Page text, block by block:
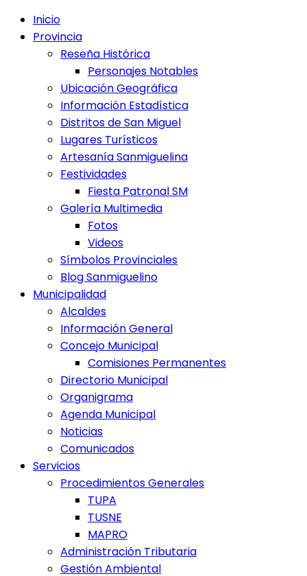
Inicio
Provincia
Reseña Histórica
Personajes Notables
Ubicación Geográfica
Información Estadística
Distritos de San Miguel
Lugares Turísticos
Artesanía Sanmiguelina
Festividades
Fiesta Patronal SM
Galería Multimedia
Fotos
Videos
Símbolos Provinciales
Blog Sanmiguelino
Municipalidad
Alcaldes
Información General
Concejo Municipal
Comisiones Permanentes
Directorio Municipal
Organigrama
Agenda Municipal
Noticias
Comunicados
Servicios
Procedimientos Generales
TUPA
TUSNE
MAPRO
Administración Tributaria
Gestión Ambiental